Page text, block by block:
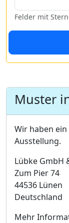
Felder mit
Muster
Wir haben
Ausstellung.
Lübke GmbH
Zum Pier 74
44536 Lünen
Deutschland
Mehr